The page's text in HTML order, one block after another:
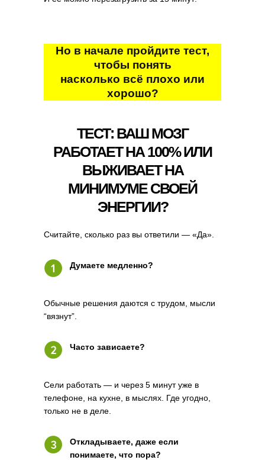
Но в начале пройдите тест,
чтобы понять
насколько всё плохо или
хорошо?
ТЕСТ: ВАШ МОЗГ
РАБОТАЕТ НА 100% ИЛИ
ВЫЖИВАЕТ НА
МИНИМУМЕ СВОЕЙ
ЭНЕРГИИ?
Считайте, сколько раз вы ответили — «Да».
Думаете медленно?
Обычные решения даются с трудом, мысли
“вязнут”.
Часто зависаете?
Сели работать — и через 5 минут уже в
телефоне, на кухне, в мыслях. Где угодно,
только не в деле.
Откладываете, даже если
понимаете, что пора?